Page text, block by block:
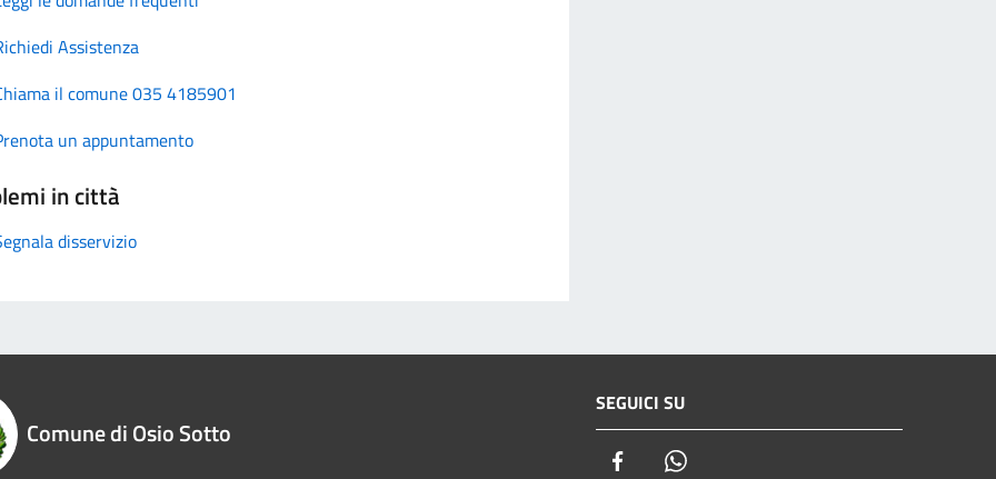
Assistenza
il comune 035 4185901
un appuntamento
in città
disservizio
Comune di Osio Sotto
SEGUICI SU
Facebook